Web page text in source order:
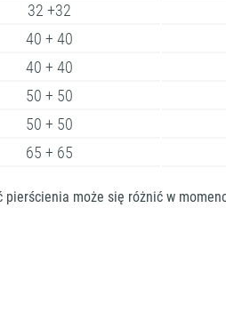
32 +32
40 + 40
40 + 40
50 + 50
50 + 50
65 + 65
pierścienia może się różnić w